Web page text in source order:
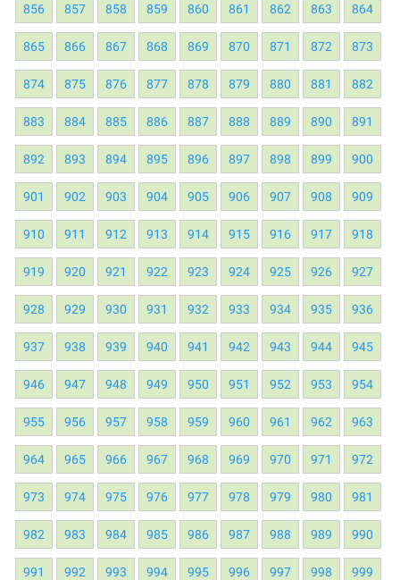
856 857 858 859 860 861 862 863 864
865 866 867 868 869 870 871 872 873
874 875 876 877 878 879 880 881 882
883 884 885 886 887 888 889 890 891
892 893 894 895 896 897 898 899 900
901 902 903 904 905 906 907 908 909
910 911 912 913 914 915 916 917 918
919 920 921 922 923 924 925 926 927
928 929 930 931 932 933 934 935 936
937 938 939 940 941 942 943 944 945
946 947 948 949 950 951 952 953 954
955 956 957 958 959 960 961 962 963
964 965 966 967 968 969 970 971 972
973 974 975 976 977 978 979 980 981
982 983 984 985 986 987 988 989 990
991 992 993 994 995 996 997 998 999